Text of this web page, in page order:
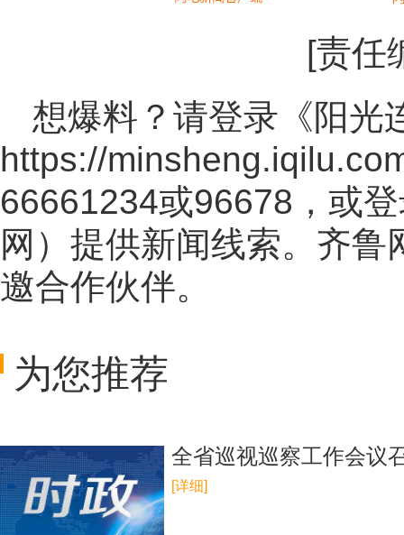
[责任
想爆料？请登录《阳光
https://
66661234或96678，或
网 ）提供新闻线索。齐鲁
邀合作伙伴。
为您推荐
全省巡视巡察工作会议
[详细]